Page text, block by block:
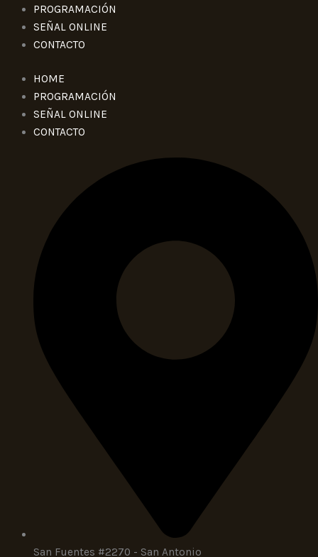
PROGRAMACIÓN
SEÑAL ONLINE
CONTACTO
HOME
PROGRAMACIÓN
SEÑAL ONLINE
CONTACTO
San Fuentes #2270 - San Antonio